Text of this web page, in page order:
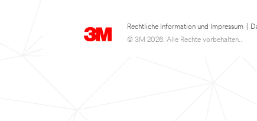
Rechtliche Information und Impressum
© 3M 2026. Alle Rechte vorbehalten..